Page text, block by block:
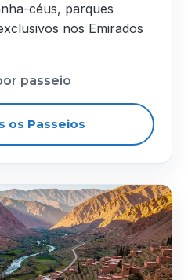
céus, parques
nos Emirados
passeio
os Passeios